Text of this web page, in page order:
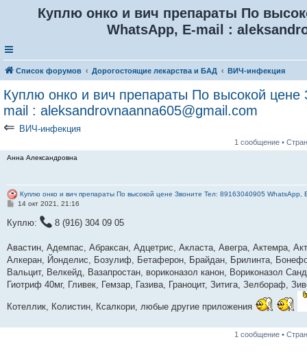
Куплю онко и вич препараты По
WhatsApp, E-mail :
Список форумов Дорогостоящие лекарства и БАД ВИЧ-инфекция
Куплю онко и вич препараты По высокой
mail : aleksandrovnaanna605@gmail.com
⇐ ВИЧ-инфекция
1 сообщение •
Анна Александровна
Куплю онко и вич препараты По высокой цене Звоните Тел: 89163040905 WhatsApp,
С
б
н
и
14 окт 2021, 21:16
Куплю: 8 (916) 304 09 05
Авастин, Адемпас, Абраксан, Адцетрис, Акласта, Авегра, Актемра,
Алкеран, Йонделис, Бозулиф, Бетаферон, Брайдан, Брилинта,
Вальцит, Велкейд, Вазапростан, вориконазол канон, Вориконазол
Гиотриф 40мг, Гливек, Гемзар, Газива, Граноцит, Зитига, Зелбораф,
Котеллик, Колистин, Ксалкори, любые другие приложения
1 сообщение •